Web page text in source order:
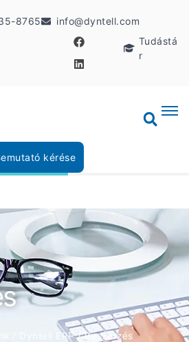
8765
info@dyntell.com
Tudástá
r
kérése
Dyntell ERP/Beszerzés